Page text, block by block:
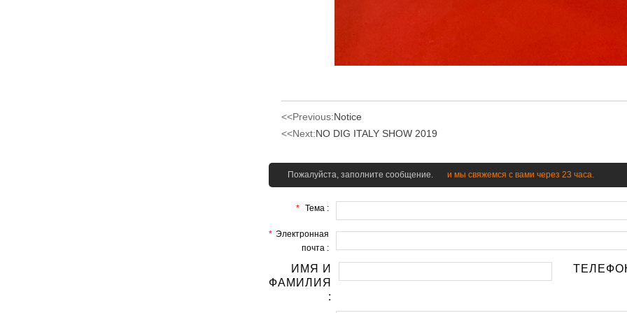
<<Previous:Notice
<<Next:NO DIG ITALY SHOW 2019
Пожалуйста, заполните сообщение. и мы свяжемся с вами через 23 часа.
* Тема :
* Электронная
почта :
ИМЯ И
ФАМИЛИЯ
: